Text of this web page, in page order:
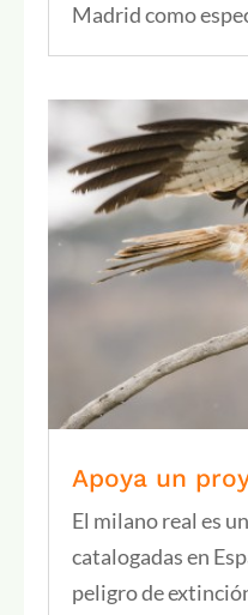
Madrid como
Apoya un
El milano real es
catalogadas en
peligro de